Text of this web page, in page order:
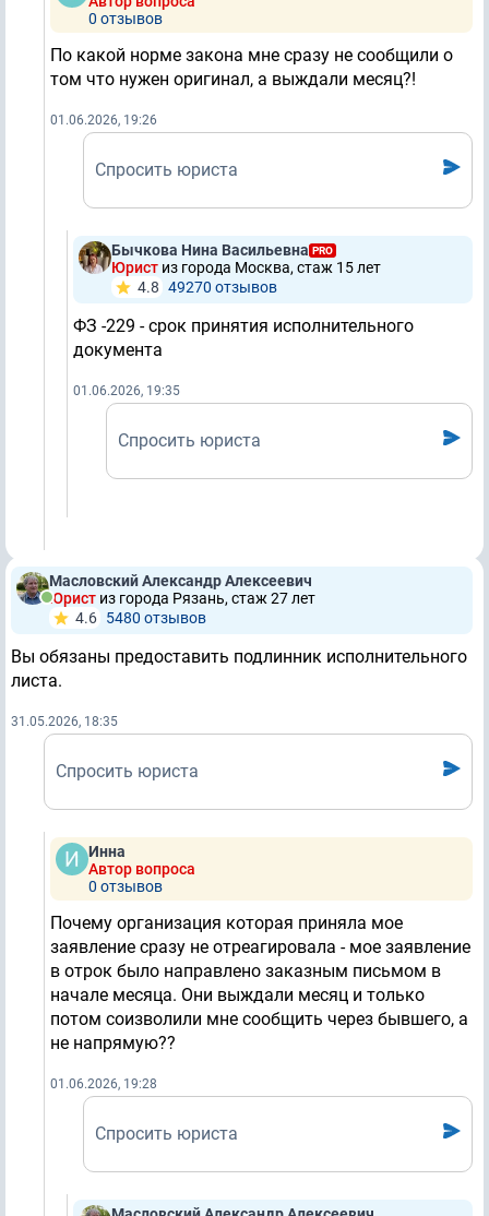
0 отзывов
По какой норме закона мне сразу не сообщили о
том что нужен оригинал, а выждали месяц?!
01.06.2026, 19:26
Спросить юриста
Бычкова Нина Васильевна PRO
Юрист из города Москва, стаж 15 лет
4.8 49270 отзывов
ФЗ -229 - срок принятия исполнительного
документа
01.06.2026, 19:35
Спросить юриста
Масловский Александр Алексеевич
Юрист из города Рязань, стаж 27 лет
4.6 5480 отзывов
Вы обязаны предоставить подлинник исполнительного
листа.
31.05.2026, 18:35
Спросить юриста
Инна
Автор вопроса
0 отзывов
Почему организация которая приняла мое
заявление сразу не отреагировала - мое заявление
в отрок было направлено заказным письмом в
начале месяца. Они выждали месяц и только
потом соизволили мне сообщить через бывшего, а
не напрямую??
01.06.2026, 19:28
Спросить юриста